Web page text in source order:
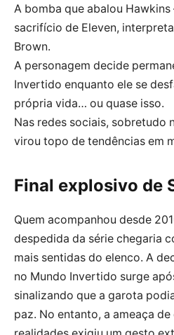
A bomba que abalou Hawkins
sacrifício de Eleven,
Brown.
A personagem decide
Invertido enquanto ele se
própria vida… ou quase isso.
Nas redes sociais, sobretudo
virou topo de tendências em
Final explosivo de
Quem acompanhou desde
despedida da série chegaria
mais sentidas do elenco. A
no Mundo Invertido surge
sinalizando que a garota
paz. No entanto, a ameaça